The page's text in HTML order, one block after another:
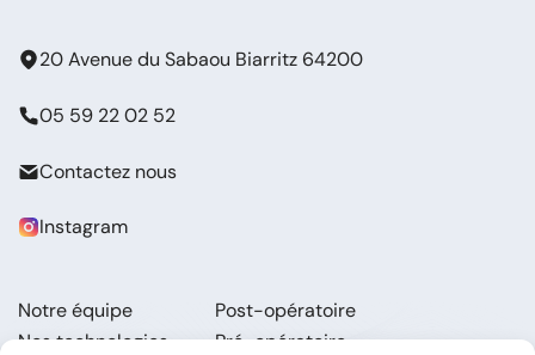
20 Avenue du Sabaou Biarritz 64200
05 59 22 02 52
Contactez nous
Instagram
Notre équipe
Nos technologies
Post-opératoire
Pré-opératoire